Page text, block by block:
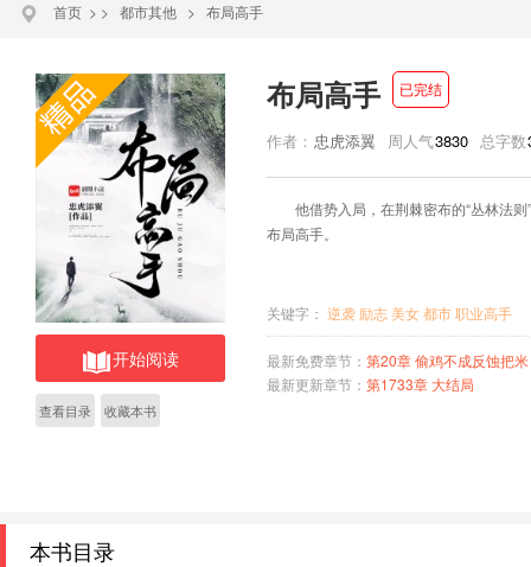
首页 > > 都市其他 > 布局高手
开始阅读
查看目录 收藏本书
布局高手 已完结
作者： 忠虎添翼 周人气3830 总字数
他借势入局，在荆棘密布的“丛林法
布局高手。
关键字： 逆袭 励志美女都市职业高手
最新免费章节： 第20章 偷鸡不成反蚀把米
最新更新章节： 第1733章 大结局
本书目录